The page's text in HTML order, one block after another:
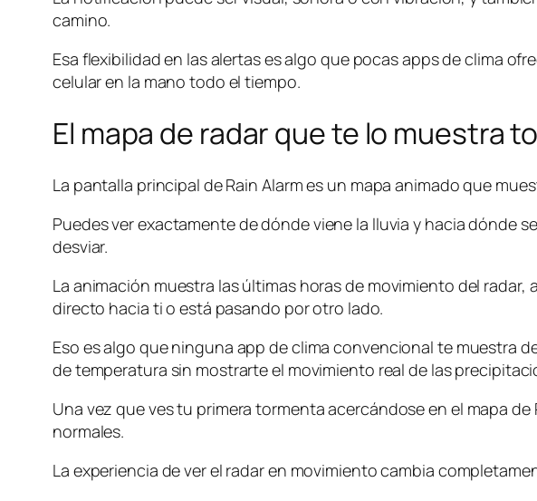
camino.
Esa flexibilidad en las alertas es algo que pocas apps de clima
celular en la mano todo el tiempo.
El mapa de radar que te lo muestra
La pantalla principal de Rain Alarm es un mapa animado que
Puedes ver exactamente de dónde viene la lluvia y hacia dónde
desviar.
La animación muestra las últimas horas de movimiento del
directo hacia ti o está pasando por otro lado.
Eso es algo que ninguna app de clima convencional te muestra
de temperatura sin mostrarte el movimiento real de las
Una vez que ves tu primera tormenta acercándose en el mapa
normales.
La experiencia de ver el radar en movimiento cambia